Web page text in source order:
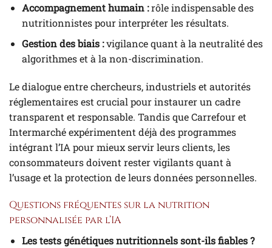
Accompagnement humain :rôle indispensable des
nutritionnistes pour interpréter les résultats.
Gestion des biais :vigilance quant à la neutralité des
algorithmes et à la non-discrimination.
Le dialogue entre chercheurs, industriels et autorités
réglementaires est crucial pour instaurer un cadre
transparent et responsable. Tandis que Carrefour et
Intermarché expérimentent déjà des programmes
intégrant l’IA pour mieux servir leurs clients, les
consommateurs doivent rester vigilants quant à
l’usage et la protection de leurs données personnelles.
Questions fréquentes sur la nutrition
personnalisée par l’IA
Les tests génétiques nutritionnels sont-ils fiables ?